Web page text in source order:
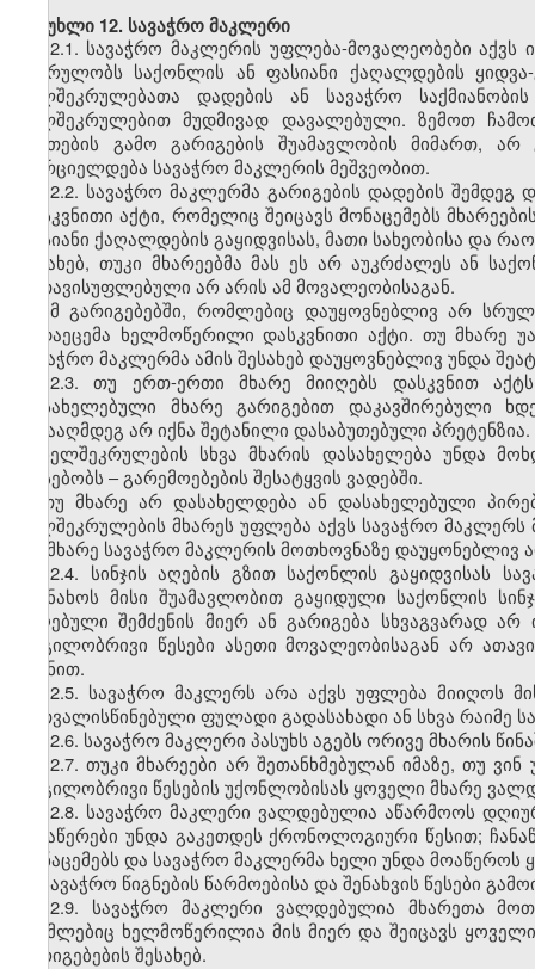
მუხლი 12. სავაჭრო მაკლერი
12.1. სავაჭრო მაკლერის უფლება-მოვალეობები აქვს
კისრულობს საქონლის ან ფასიანი ქაღალდების
ხელშეკრულებათა დადების ან სავაჭრო
ხელშეკრულებით მუდმივად დავალებული. ზემოთ
ნივთების გამო გარიგების შუამავლობის მიმართ,
ხორციელდება სავაჭრო მაკლერის მეშვეობით.
12.2. სავაჭრო მაკლერმა გარიგების დადების
დასკვნითი აქტი, რომელიც შეიცავს მონაცემებს
ფასიანი ქაღალდების გაყიდვისას, მათი სახეობისა და
შესახებ, თუკი მხარეებმა მას ეს არ აუკრძალეს ან
გათავისუფლებული არ არის ამ მოვალეობისაგან.
იმ გარიგებებში, რომლებიც დაუყოვნებლივ არ
გადაეცემა ხელმოწერილი დასკვნითი აქტი. თუ მხარე
სავაჭრო მაკლერმა ამის შესახებ დაუყოვნებლივ უნდა
12.3. თუ ერთ-ერთი მხარე მიიღებს დასკვნით
დასახელებული მხარე გარიგებით დაკავშირებული
წინააღმდეგ არ იქნა შეტანილი დასაბუთებული პრეტენზია.
ხელშეკრულების სხვა მხარის დასახელება უნდა
არსებობს – გარემოებების შესატყვის ვადებში.
თუ მხარე არ დასახელდება ან დასახელებული
ხელშეკრულების მხარეს უფლება აქვს სავაჭრო
თუ მხარე სავაჭრო მაკლერის მოთხოვნაზე დაუყონებლივ
12.4. სინჯის აღების გზით საქონლის გაყიდვისას
შეინახოს მისი შუამავლობით გაყიდული საქონლის
მიღებული შემძენის მიერ ან გარიგება სხვაგვარად
ადგილობრივი წესები ასეთი მოვალეობისაგან არ
ნიშნით.
12.5. სავაჭრო მაკლერს არა აქვს უფლება მიიღოს
გათვალისწინებული ფულადი გადასახადი ან სხვა რაიმე
12.6. სავაჭრო მაკლერი პასუხს აგებს ორივე მხარის
12.7. თუკი მხარეები არ შეთანხმებულან იმაზე, თუ
ადგილობრივი წესების უქონლობისას ყოველი მხარე
12.8. სავაჭრო მაკლერი ვალდებულია აწარმოოს
ჩანაწერები უნდა გაკეთდეს ქრონოლოგიური წესით;
მონაცემებს და სავაჭრო მაკლერმა ხელი უნდა
სავაჭრო წიგნების წარმოებისა და შენახვის წესები
12.9. სავაჭრო მაკლერი ვალდებულია მხარეთა
რომლებიც ხელმოწერილია მის მიერ და შეიცავს
გარიგებების შესახებ.